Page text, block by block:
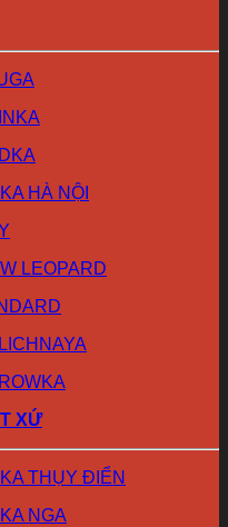
HÀ NỘI
LEOPARD
XỨ
THỤY ĐIỂN
NGA